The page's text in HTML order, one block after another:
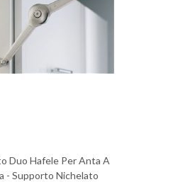
Duo Hafele Per Anta A
- Supporto Nichelato